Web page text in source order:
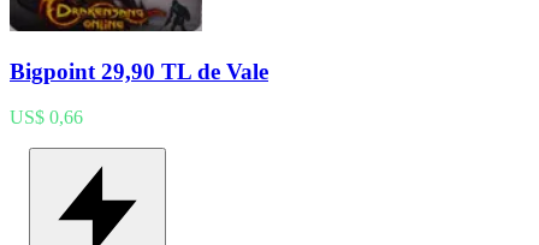
Bigpoint 29,90 TL de Vale
US$ 0,66